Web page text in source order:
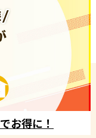
お得に！